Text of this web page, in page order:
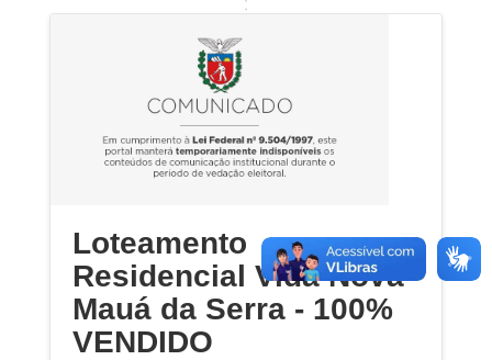
Loteamento
Residencial Vida Nova
Mauá da Serra - 100%
VENDIDO